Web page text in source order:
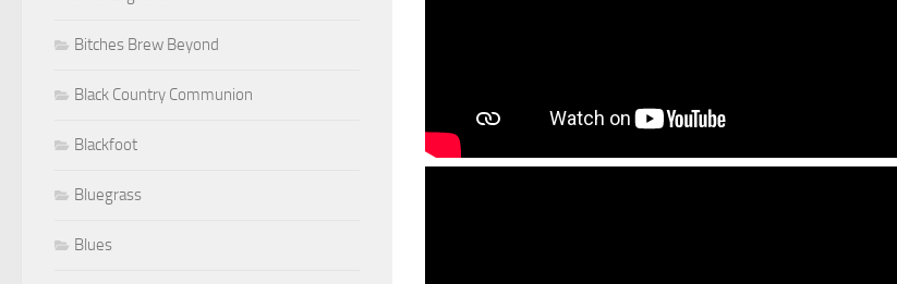
Bitches Brew Beyond
Black Country Communion
Blackfoot
Bluegrass
Blues